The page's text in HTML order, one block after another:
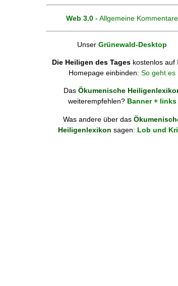
Web 3.0 - Allgemeine Kommentare
Unser Grünewald-Desktop
Die Heiligen des Tages kostenlos auf
Homepage einbinden: So geht es
Das Ökumenische
weiterempfehlen? Banner + links
Was andere über das
Heiligenlexikon sagen: Lob und